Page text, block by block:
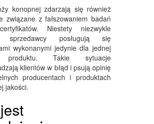
konopnej zdarzają się również
związane z fałszowaniem badań
Niestety niezwykle
sprzedawcy posługują się
wykonanymi jedynie dla jednej
Takie sytuacje
klientów w błąd i psują opinię
producentach i produktach
jakości.